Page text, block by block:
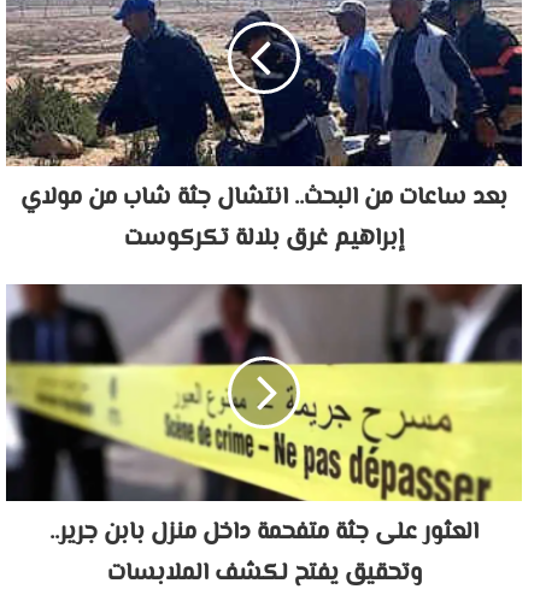
بعد ساعات من البحث.. انتشال جثة شاب من مولاي
إبراهيم غرق بلالة تكركوست
العثور على جثة متفحمة داخل منزل بابن جرير..
وتحقيق يفتح لكشف الملابسات